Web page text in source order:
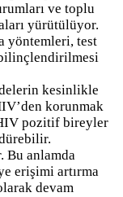
ve toplu
yürütülüyor.
yöntemleri, test
kesinlikle
korunmak
pozitif bireyler
Bu anlamda
erişimi artırma
devam